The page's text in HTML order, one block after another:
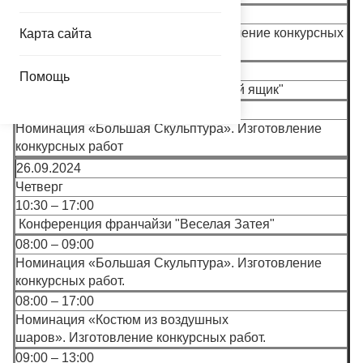
Карта сайта
Помощь
Номинация"Чёрный ящик".
Изготовление конкурсных
15.00 –16.00
"Чёрный ящик"
Номинация «Большая Скульптура». Изготовление
конкурсных работ
26.09.2024
Четверг
10:30 – 17:00
Конференция франчайзи "Веселая Затея"
08:00 – 09:00
Номинация «Большая Скульптура». Изготовление
конкурсных работ.
08:00 – 17:00
Номинация «Костюм из воздушных
шаров». Изготовление конкурсных работ.
09:00 – 13:00